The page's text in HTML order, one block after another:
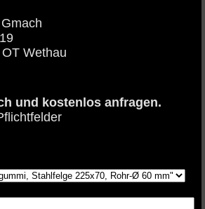
Wethau
und kostenlos anfragen.